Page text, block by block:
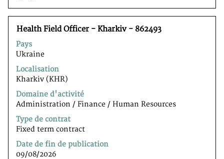
l’emploi.
Titre
Health Field Officer - Kharkiv - 862493
Pays
Ukraine
Localisation
Kharkiv (KHR)
Domaine d'activité
Administration / Finance / Human Resources
Type de contrat
Fixed term contract
Date de fin de publication
09/08/2026
Sélectionnez
avec
la
barre
d’espacement
pour
afficher
tout
le
contenu
des
informations
d’emploi.